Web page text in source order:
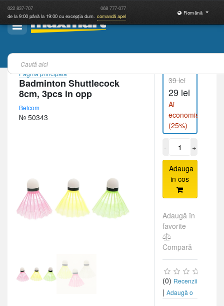
022 837-707 068 777-077
de la 9:00 până la 19:00 cu excepția dum. comandă apel
Română
Pagina principală
Badminton Shuttlecock
8cm, 3pcs in opp
Belcom
№ 50343
39 lei
29 lei
Ai
economisit
(25%)
- +
Adauga
in cos
Adaugă în
favorite
Compară
(0) Recenzii
| Adaugă o